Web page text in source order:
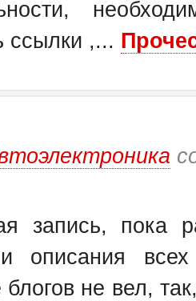
ссылки ,...
запись, пока
описания
не вел,